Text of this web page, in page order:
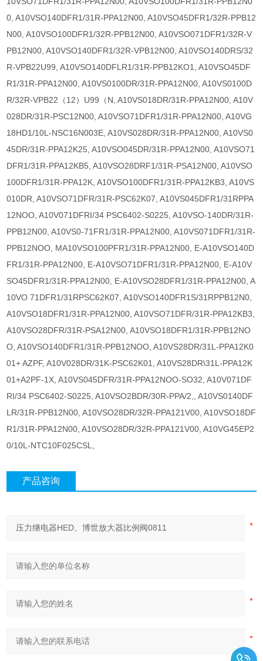
0, A10VSO140DFR1/31R-PPA12N00, A10VSO45DFR1/32R-PPB12
N00, A10VSO100DFR1/32R-PPB12N00, A10VSO071DFR1/32R-V
PB12N00, A10VSO140DFR1/32R-VPB12N00, A10VSO140DRS/32
R-VPB22U99, A10VSO140DFLR1/31R-PPB12KO1, A10VSO45DF
R1/31R-PPA12N00, A10VS0100DR/31R-PPA12N00, A10VS0100D
R/32R-VPB22（12）U99（N, A10VS018DR/31R-PPA12N00, A10V
028DR/31R-PSC12N00, A10VSO71DFR1/31R-PPA12N00, A10VG
18HD1/10L-NSC16N003E, A10VS028DR/31R-PPA12N00, A10VS0
45DR/31R-PPA12K25, A10VSO045DR/31R-PPA12N00, A10VSO71
DFR1/31R-PPA12KB5, A10VSO28DRF1/31R-PSA12N00, A10VSO
100DFR1/31R-PPA12K, A10VSO100DFR1/31R-PPA12KB3, A10VS
010DR, A10VSO71DFR/31R-PSC62K07, A10VS045DFR1/31RPPA
12NOO, A10V071DFRI/34 PSC6402-S0225, A10VSO-140DR/31R-
PPB12N00, A10VS0-71FR1/31R-PPA12N00, A10VS071DFR1/31R-
PPB12NOO, MA10VSO100PFR1/31R-PPA12N00, E-A10VSO140D
FR1/31R-PPA12N00, E-A10VSO71DFR1/31R-PPA12N00, E-A10V
SO45DFR1/31R-PPA12N00, E-A10VSO28DFR1/31R-PPA12N00, A
10VO 71DFR1/31RPSC62K07, A10VSO140DFR1S/31RPPB12N0,
A10VSO18DFR1/31R-PPA12N00, A10VSO71DFR/31R-PPA12KB3,
A10VSO28DFR/31R-PSA12N00, A10VSO18DFR1/31R-PPB12NO
O, A10VSO140DFR1/31R-PPB12NOO, A10VS28DR/31L-PPA12K0
01+ AZPF, A10V028DR/31K-PSC62K01, A10VS28DR\31L-PPA12K
01+A2PF-1X, A10VS045DFR/31R-PPA12NOO-SO32, A10V071DF
RI/34 PSC6402-S0225, A10VSO2BDR/30R-PPA/2,, A10VS0140DF
LR/31R-PPB12N00, A10VSO28DR/32R-PPA121V00, A10VSO18DF
R1/31R-PPA12N00, A10VSO28DR/32R-PPA121V00, A10VG45EP2
0/10L-NTC10F025CSL,
产品咨询